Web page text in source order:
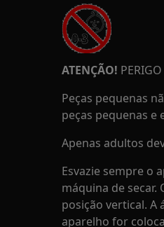
ATENÇÃO!
Peças pequenas
peças pequenas e
Apenas adultos
Esvazie sempre o
máquina de
posição vertical. A
aparelho for